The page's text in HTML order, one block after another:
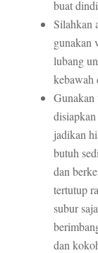
buat
Silahkan
gunakan
lubang
kebawah
Gunakan
jadikan
butuh
dan
tertutup
subur
dan